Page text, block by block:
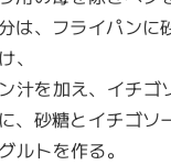
は、フライパンに
、
汁を加え、イチゴ
、砂糖とイチゴソ
ルトを作る。